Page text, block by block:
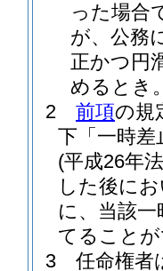
った場合
が、公務
正かつ円
めるとき
2
前項の規
下「一時差
(平成26年
した後に
に、当該
てること
3
任命権者